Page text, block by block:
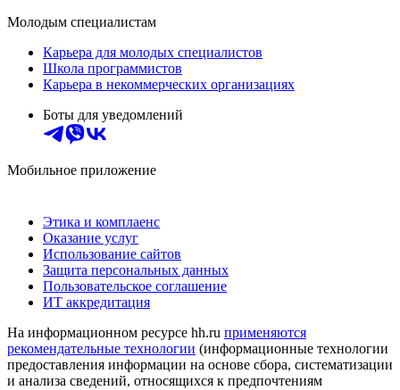
Молодым специалистам
Карьера для молодых специалистов
Школа программистов
Карьера в некоммерческих организациях
Боты для уведомлений
Мобильное приложение
Этика и комплаенс
Оказание услуг
Использование сайтов
Защита персональных данных
Пользовательское соглашение
ИТ аккредитация
На информационном ресурсе hh.ru применяются
рекомендательные технологии (информационные технологии
предоставления информации на основе сбора, систематизации
и анализа сведений, относящихся к предпочтениям